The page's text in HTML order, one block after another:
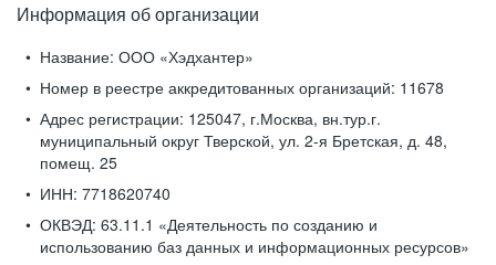
Информация об организации
Название: ООО «Хэдхантер»
Номер в реестре аккредитованных организаций: 11678
Адрес регистрации: 125047, г.Москва, вн.тур.г.
муниципальный округ Тверской, ул. 2-я Бретская, д. 48,
помещ. 25
ИНН: 7718620740
ОКВЭД: 63.11.1 «Деятельность по созданию и
использованию баз данных и информационных ресурсов»